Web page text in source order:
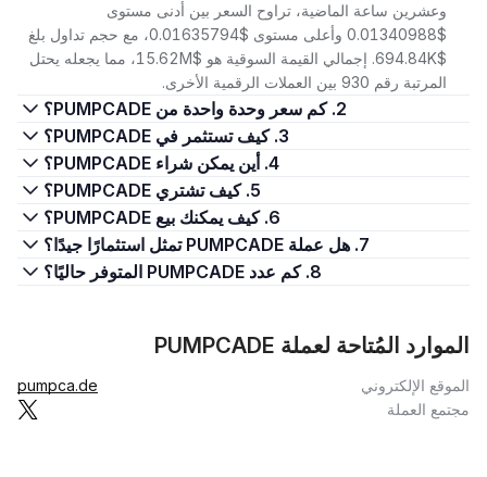
وعشرين ساعة الماضية، تراوح السعر بين أدنى مستوى
$0.01340988 وأعلى مستوى $0.01635794، مع حجم تداول بلغ
$694.84K. إجمالي القيمة السوقية هو $15.62M، مما يجعله يحتل
المرتبة رقم 930 بين العملات الرقمية الأخرى.
2. كم سعر وحدة واحدة من PUMPCADE؟
3. كيف تستثمر في PUMPCADE؟
4. أين يمكن شراء PUMPCADE؟
5. كيف تشتري PUMPCADE؟
6. كيف يمكنك بيع PUMPCADE؟
7. هل عملة PUMPCADE تمثل استثمارًا جيدًا؟
8. كم عدد PUMPCADE المتوفر حاليًا؟
الموارد المُتاحة لعملة PUMPCADE
الموقع الإلكتروني
pumpca.de
مجتمع العملة